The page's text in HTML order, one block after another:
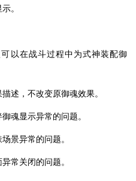
。
以在战斗过程中为式神装配御
述，不改变原御魂效果。
魂显示异常的问题。
景异常的问题。
常关闭的问题。